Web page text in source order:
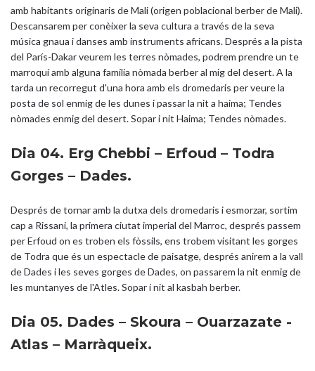
amb habitants originaris de Mali (origen poblacional berber de Mali).
Descansarem per conèixer la seva cultura a través de la seva
música gnaua i danses amb instruments africans. Després a la pista
del París-Dakar veurem les terres nòmades, podrem prendre un te
marroquí amb alguna família nòmada berber al mig del desert. A la
tarda un recorregut d'una hora amb els dromedaris per veure la
posta de sol enmig de les dunes i passar la nit a haima; Tendes
nòmades enmig del desert. Sopar i nit Haima; Tendes nòmades.
Dia 04. Erg Chebbi – Erfoud – Todra
Gorges – Dades.
Després de tornar amb la dutxa dels dromedaris i esmorzar, sortim
cap a Rissani, la primera ciutat imperial del Marroc, després passem
per Erfoud on es troben els fòssils, ens trobem visitant les gorges
de Todra que és un espectacle de paisatge, després anirem a la vall
de Dades i les seves gorges de Dades, on passarem la nit enmig de
les muntanyes de l'Atles. Sopar i nit al kasbah berber.
Dia 05. Dades – Skoura – Ouarzazate -
Atlas – Marràqueix.